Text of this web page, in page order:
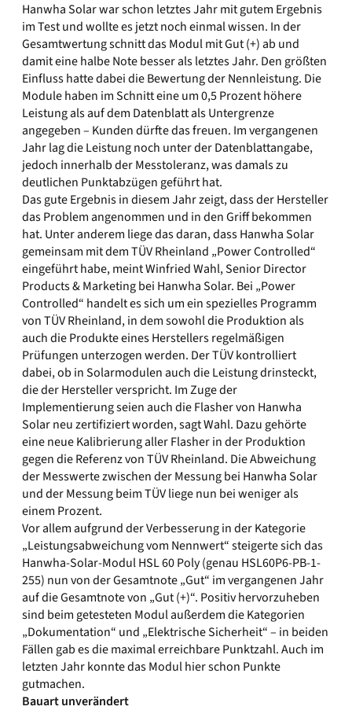
Hanwha Solar war schon letztes Jahr mit gutem Ergebnis
im Test und wollte es jetzt noch einmal wissen. In der
Gesamtwertung schnitt das Modul mit Gut (+) ab und
damit eine halbe Note besser als letztes Jahr. Den größten
Einfluss hatte dabei die Bewertung der Nennleistung. Die
Module haben im Schnitt eine um 0,5 Prozent höhere
Leistung als auf dem Datenblatt als Untergrenze
angegeben – Kunden dürfte das freuen. Im vergangenen
Jahr lag die Leistung noch unter der Datenblattangabe,
jedoch innerhalb der Messtoleranz, was damals zu
deutlichen Punktabzügen geführt hat.
Das gute Ergebnis in diesem Jahr zeigt, dass der Hersteller
das Problem angenommen und in den Griff bekommen
hat. Unter anderem liege das daran, dass Hanwha Solar
gemeinsam mit dem TÜV Rheinland „Power Controlled“
eingeführt habe, meint Winfried Wahl, Senior Director
Products & Marketing bei Hanwha Solar. Bei „Power
Controlled“ handelt es sich um ein spezielles Programm
von TÜV Rheinland, in dem sowohl die Produktion als
auch die Produkte eines Herstellers regelmäßigen
Prüfungen unterzogen werden. Der TÜV kontrolliert
dabei, ob in Solarmodulen auch die Leistung drinsteckt,
die der Hersteller verspricht. Im Zuge der
Implementierung seien auch die Flasher von Hanwha
Solar neu zertifiziert worden, sagt Wahl. Dazu gehörte
eine neue Kalibrierung aller Flasher in der Produktion
gegen die Referenz von TÜV Rheinland. Die Abweichung
der Messwerte zwischen der Messung bei Hanwha Solar
und der Messung beim TÜV liege nun bei weniger als
einem Prozent.
Vor allem aufgrund der Verbesserung in der Kategorie
„Leistungsabweichung vom Nennwert“ steigerte sich das
Hanwha-Solar-Modul HSL 60 Poly (genau HSL60P6-PB-1-
255) nun von der Gesamtnote „Gut“ im vergangenen Jahr
auf die Gesamtnote von „Gut (+)“. Positiv hervorzuheben
sind beim getesteten Modul außerdem die Kategorien
„Dokumentation“ und „Elektrische Sicherheit“ – in beiden
Fällen gab es die maximal erreichbare Punktzahl. Auch im
letzten Jahr konnte das Modul hier schon Punkte
gutmachen.
Bauart unverändert